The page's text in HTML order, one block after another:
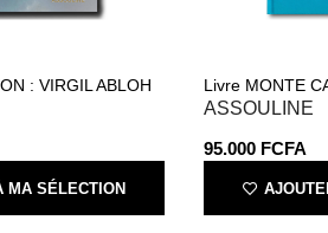
: VIRGIL ABLOH
MA SÉLECTION
Livre MONTE
ASSOULINE
95.000 FCFA